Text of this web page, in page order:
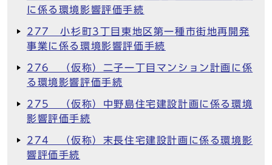
に係る環境影響評価手続
277 小杉町3丁目東地区第一種市街地再開発
事業に係る環境影響評価手続
276 （仮称）二子一丁目マンション計画に係
る環境影響評価手続
275 （仮称）中野島住宅建設計画に係る環境
影響評価手続
274 （仮称）末長住宅建設計画に係る環境影
響評価手続